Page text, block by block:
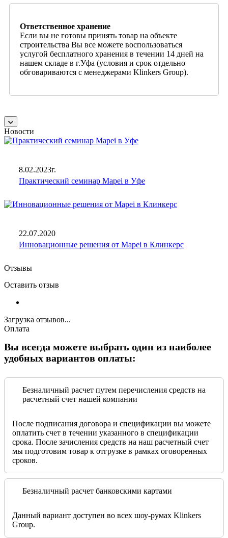
Ответственное хранение
Если вы не готовы принять товар на объекте
строительства Вы все можете воспользоваться
услугой бесплатного хранения в течении 14 дней на
нашем складе в г.Уфа (условия и срок отдельно
обговариваются с менеджерами Klinkers Group).
Новости
8.02.2023г.
Практический семинар Mapei в Уфе
22.07.2020
Инновационные решения от Mapei в Клинкерс
Отзывы
Оставить отзыв
Загрузка отзывов...
Оплата
Вы всегда можете выбрать один из наиболее
удобных вариантов оплаты:
Безналичный расчет путем перечисления средств на
расчетный счет нашей компании
После подписания договора и спецификации вы можете
оплатить счет в течении указанного в спецификации
срока. После зачисления средств на наш расчетный счет
мы подготовим товар к отгрузке в рамках оговоренных
сроков.
Безналичный расчет банковскими картами
Данный вариант доступен во всех шоу-румах Klinkers
Group.